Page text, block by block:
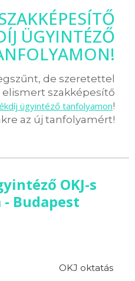
ÜGYINTÉZŐ
de szeretettel
szakképesítő
ügyintéző tanfolyamon!
az új tanfolyamért!
OKJ-s
Budapest
OKJ oktatás